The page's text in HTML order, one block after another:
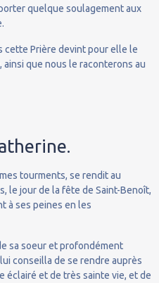
quelque soulagement aux
cette Prière devint pour elle le
que nous le raconterons au
tourments, se rendit au
le jour de la fête de Saint-Benoît,
à ses peines en les
sa soeur et profondément
conseilla de se rendre auprès
éclairé et de très sainte vie, et de